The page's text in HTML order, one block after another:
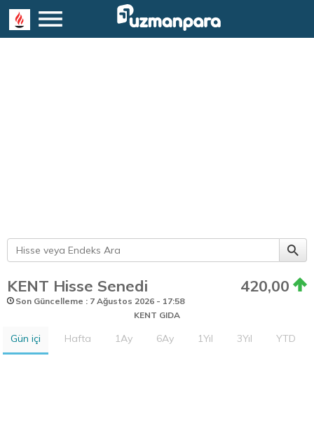
KENT Hisse Senedi 420,00
Son Güncelleme : 7 Ağustos 2026 - 17:58
KENT GIDA
Gün içi Hafta 1Ay 6Ay 1Yıl 3Yıl YTD